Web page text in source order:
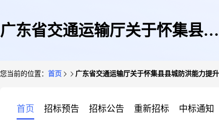
广东省交通运输厅关于怀集县县
您当前的位置： 首页 广东省交通运输厅关于怀集县县城防洪能力提
首页 招标预告 招标公告 重新招标 中标通知